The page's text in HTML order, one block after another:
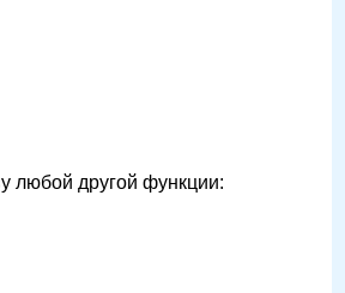
любой другой функции: